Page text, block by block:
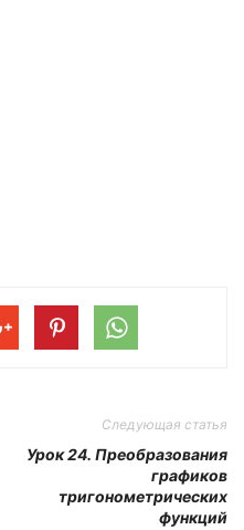
Следующая статья
Урок 24. Преобразования
графиков
тригонометрических
функций